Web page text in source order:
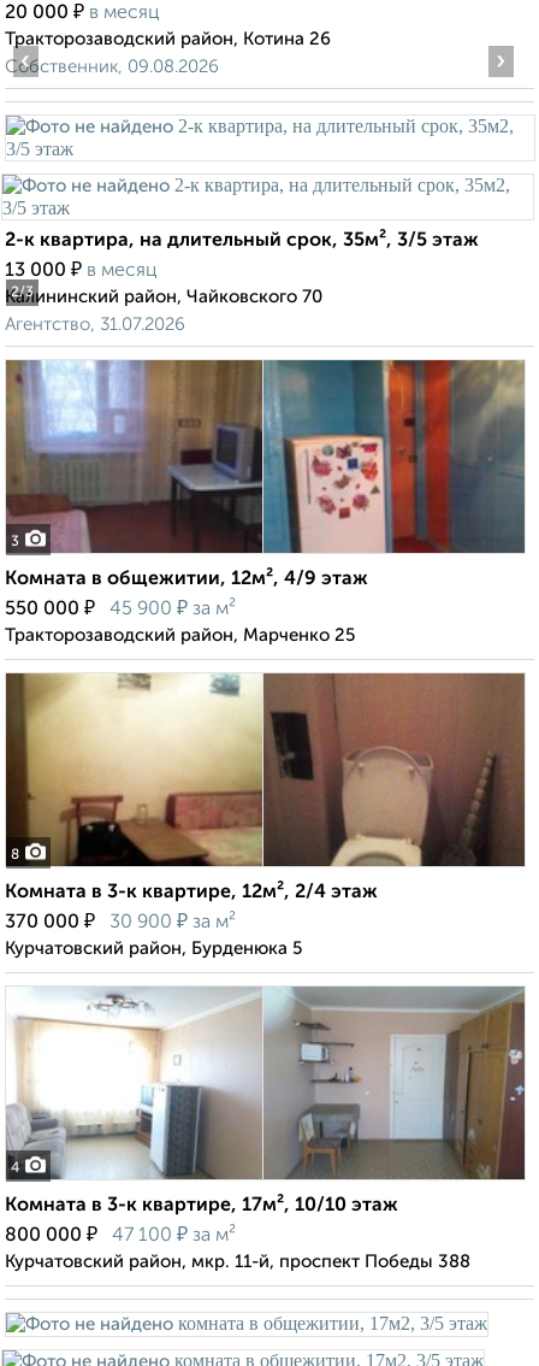
20 000 ₽ в месяц
Тракторозаводский район, Котина 26
Собственник, 09.08.2026
2/3
‹ ›
2-к квартира, на длительный срок, 35м², 3/5 этаж
13 000 ₽ в месяц
Калининский район, Чайковского 70
Агентство, 31.07.2026
3
Комната в общежитии, 12м², 4/9 этаж
550 000 ₽ 45 900 ₽ за м²
Тракторозаводский район, Марченко 25
8
Комната в 3-к квартире, 12м², 2/4 этаж
370 000 ₽ 30 900 ₽ за м²
Курчатовский район, Бурденюка 5
4
Комната в 3-к квартире, 17м², 10/10 этаж
800 000 ₽ 47 100 ₽ за м²
Курчатовский район, мкр. 11-й, проспект Победы 388